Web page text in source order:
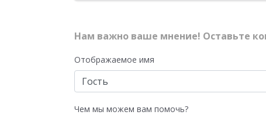
Нам важно ваше мнение! Оставьте
Отображаемое имя
Чем мы можем вам помочь?